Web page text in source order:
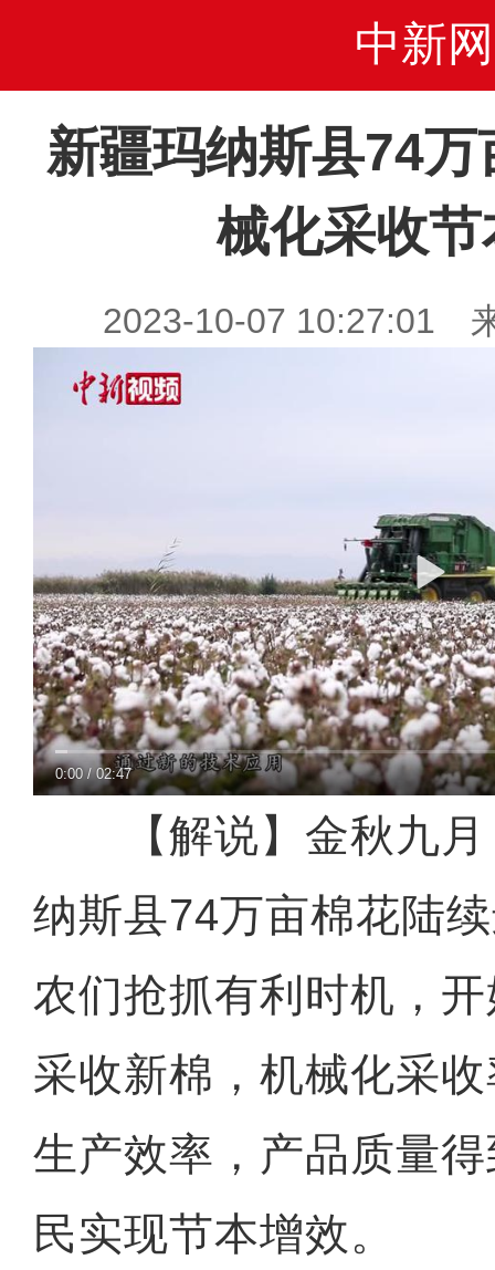
中新网
新疆玛纳斯县74
械化采收
2023-10-07 10:27:01
0:00/02:47
【解说】金秋九月
纳斯县74万亩棉花陆
农们抢抓有利时机，
采收新棉，机械化采
生产效率，产品质量
民实现节本增效。